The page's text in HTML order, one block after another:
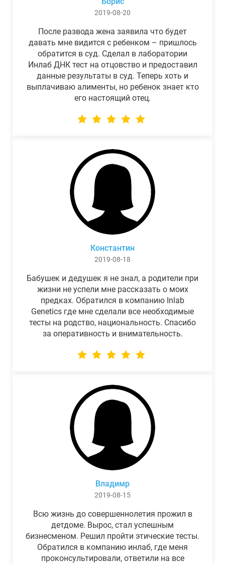
2019-08-20
После развода жена заявила что будет
давать мне видится с ребенком – пришлось
обратится в суд. Сделал в лаборатории
Инлаб ДНК тест на отцовство и предоставил
данные результаты в суд. Теперь хоть и
выплачиваю алименты, но ребенок знает кто
его настоящий отец.
Константин
2019-08-18
Бабушек и дедушек я не знал, а родители при
жизни не успели мне рассказать о моих
предках. Обратился в компанию Inlab
Genetics где мне сделали все необходимые
тесты на родство, национальность. Спасибо
за оперативность и внимательность.
Владимр
2019-08-15
Всю жизнь до совершеннолетия прожил в
детдоме. Вырос, стал успешным
бизнесменом. Решил пройти этические тесты.
Обратился в компанию инлаб, где меня
проконсультировали, ответили на все